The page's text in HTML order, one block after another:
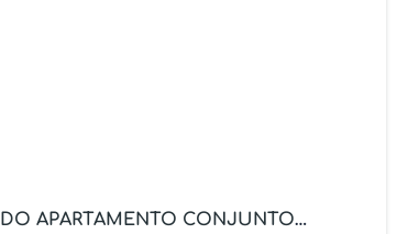
APARTAMENTO CONJUNTO